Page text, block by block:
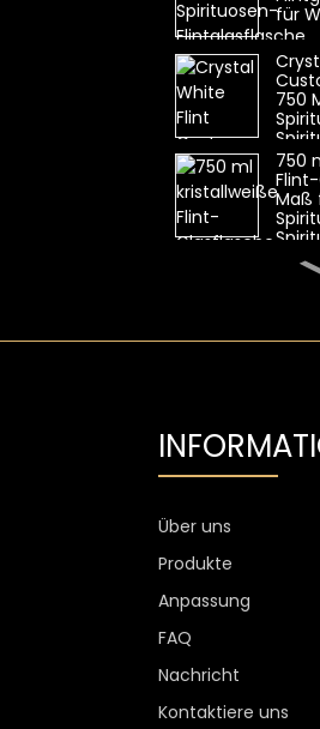
für
750
750
Maß
Über uns
Produkte
Anpassung
FAQ
Nachricht
Kontaktiere uns